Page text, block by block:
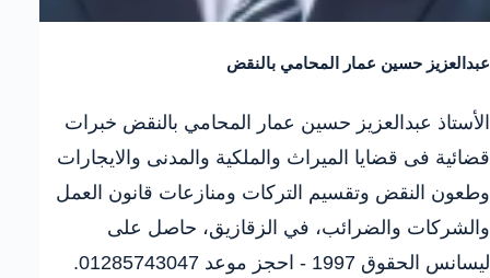
عبدالعزيز حسين عمار المحامي بالنقض
الأستاذ عبدالعزيز حسين عمار المحامي بالنقض خبرات
قضائية فى قضايا الميراث والملكية والمدنى والايجارات
وطعون النقض وتقسيم التركات ومنازعات قانون العمل
والشركات والضرائب، في الزقازيق، حاصل على
ليسانس الحقوق 1997 - احجز موعد 01285743047.